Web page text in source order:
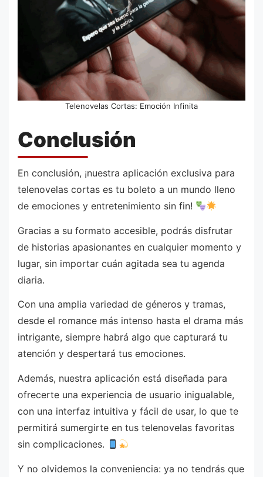
Telenovelas Cortas: Emoción Infinita
Conclusión
En conclusión, ¡nuestra aplicación exclusiva para
telenovelas cortas es tu boleto a un mundo lleno
de emociones y entretenimiento sin fin!
Gracias a su formato accesible, podrás disfrutar
de historias apasionantes en cualquier momento y
lugar, sin importar cuán agitada sea tu agenda
diaria.
Con una amplia variedad de géneros y tramas,
desde el romance más intenso hasta el drama más
intrigante, siempre habrá algo que capturará tu
atención y despertará tus emociones.
Además, nuestra aplicación está diseñada para
ofrecerte una experiencia de usuario inigualable,
con una interfaz intuitiva y fácil de usar, lo que te
permitirá sumergirte en tus telenovelas favoritas
sin complicaciones.
Y no olvidemos la conveniencia: ya no tendrás que